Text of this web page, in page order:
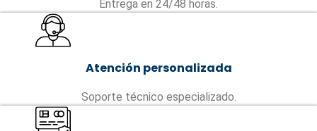
Entrega en 24/48 horas.
Atención personalizada
Soporte técnico especializado.